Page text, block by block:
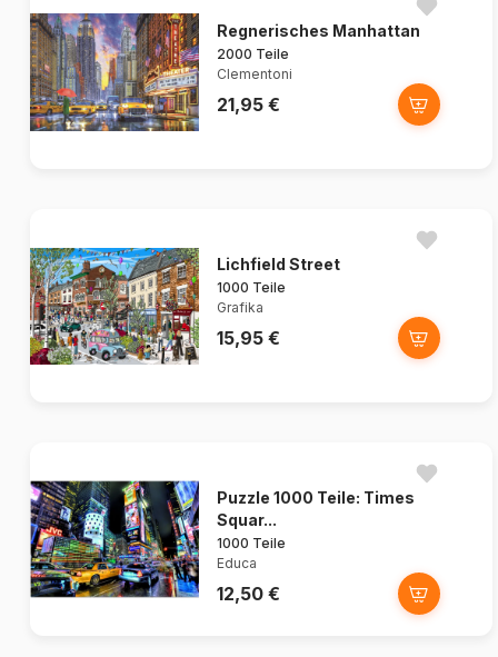
Regnerisches Manhattan
2000 Teile
Clementoni
21,95 €
Lichfield Street
1000 Teile
Grafika
15,95 €
Puzzle 1000 Teile: Times
Squar...
1000 Teile
Educa
12,50 €